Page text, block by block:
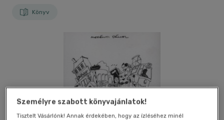
Könyv
Személyre szabott könyvajánlatok!
Tisztelt Vásárlónk! Annak érdekében, hogy az ízléséhez minél